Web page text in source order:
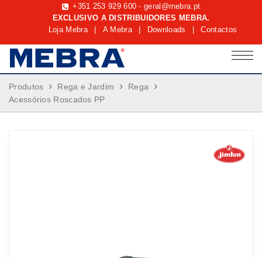
+351 253 929 600 -geral@mebra.pt
EXCLUSIVO A DISTRIBUIDORES MEBRA.
Loja Mebra
A Mebra Downloads Contactos
Produtos Rega e Jardim
Rega
Acessórios Roscados PP